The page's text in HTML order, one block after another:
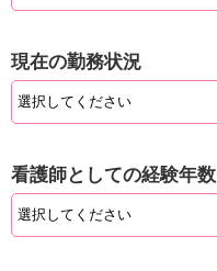
現在の勤務状況
看護師としての経験年数